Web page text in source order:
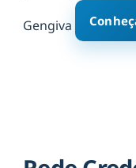
Gengiva